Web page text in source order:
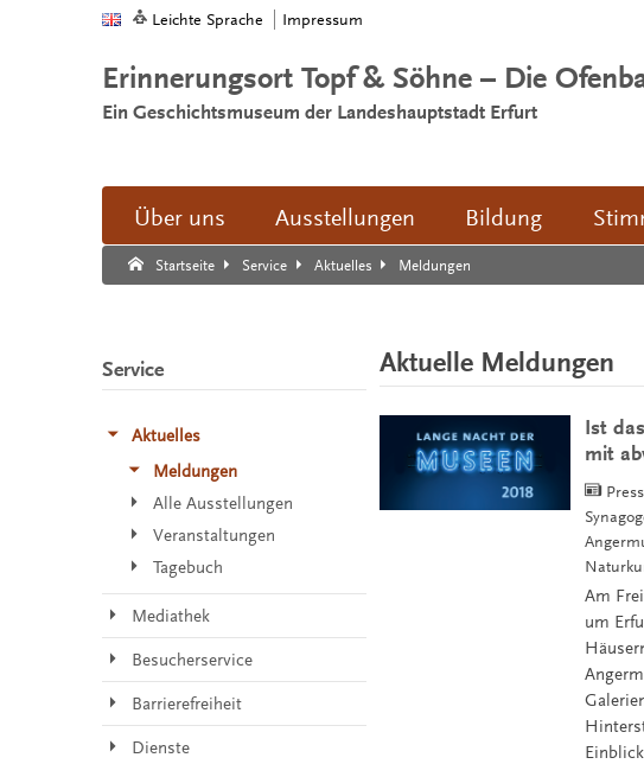
Leichte Sprache Impressum
Erinnerungsort Topf & Söhne – Die
Ein Geschichtsmuseum der Landeshauptstadt Erfurt
Über uns Ausstellungen Bildung
Startseite Service Aktuelles Meldungen
Suche:
Suche Ende.
Aktuelle Meldungen
Ist
mit
Am
um
Service
Aktuelles
Meldungen
Alle Ausstellungen
Veranstaltungen
Tagebuch
Mediathek
Besucherservice
Barrierefreiheit
Dienste